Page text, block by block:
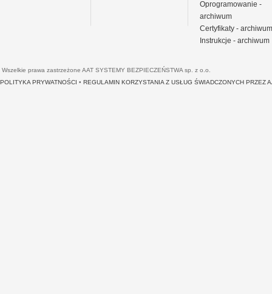
Oprogramowanie -
archiwum
Certyfikaty - archiwum
Instrukcje - archiwum
Wszelkie prawa zastrzeżone AAT SYSTEMY BEZPIECZEŃSTWA sp. z o.o.
POLITYKA PRYWATNOŚCI • REGULAMIN KORZYSTANIA Z USŁUG ŚWIADCZONYCH PRZEZ